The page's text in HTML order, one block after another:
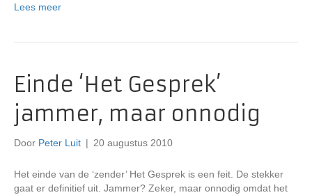
Lees meer
Einde ‘Het Gesprek’
jammer, maar onnodig
Door Peter Luit | 20 augustus 2010
Het einde van de ‘zender’ Het Gesprek is een feit. De stekker
gaat er definitief uit. Jammer? Zeker, maar onnodig omdat het